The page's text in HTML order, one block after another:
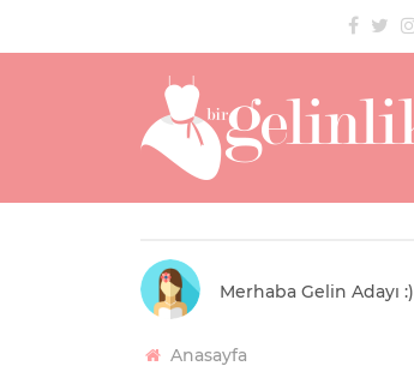
Merhaba Gelin Adayı :)
Anasayfa